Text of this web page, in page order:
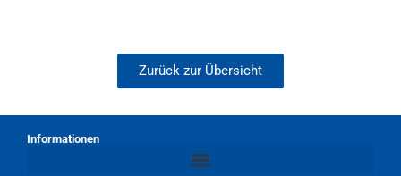
Zurück zur Übersicht
Informationen